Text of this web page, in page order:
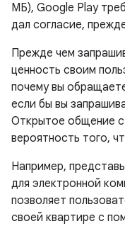
МБ), Google Play
дал согласие,
Прежде чем
ценность своим
почему вы
если бы вы
Открытое общение с
вероятность того,
Например,
для электронной
позволяет
своей квартире с